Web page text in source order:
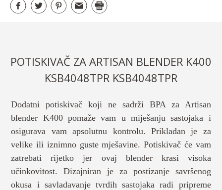
POTISKIVAČ ZA ARTISAN BLENDER K400
KSB4048TPR KSB4048TPR
Dodatni potiskivač koji ne sadrži BPA za Artisan
blender K400 pomaže vam u miješanju sastojaka i
osigurava vam apsolutnu kontrolu. Prikladan je za
velike ili iznimno guste mješavine. Potiskivač će vam
zatrebati rijetko jer ovaj blender krasi visoka
učinkovitost. Dizajniran je za postizanje savršenog
okusa i savladavanje tvrdih sastojaka radi pripreme